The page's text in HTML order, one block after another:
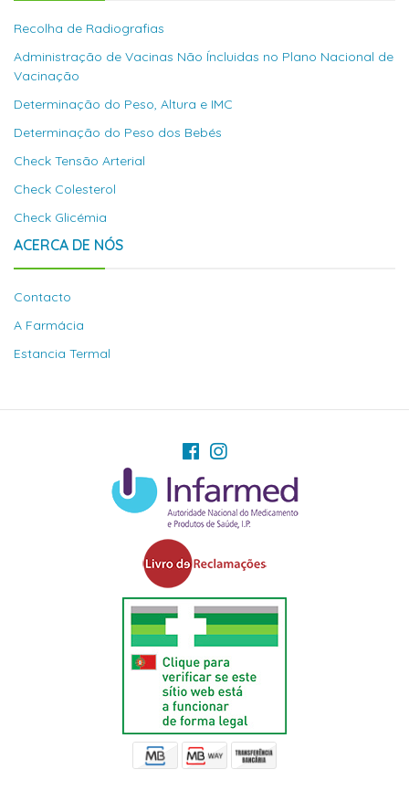
Recolha de Radiografias
Administração de Vacinas Não Íncluidas no Plano Nacional de
Vacinação
Determinação do Peso, Altura e IMC
Determinação do Peso dos Bebés
Check Tensão Arterial
Check Colesterol
Check Glicémia
ACERCA DE NÓS
Contacto
A Farmácia
Estancia Termal